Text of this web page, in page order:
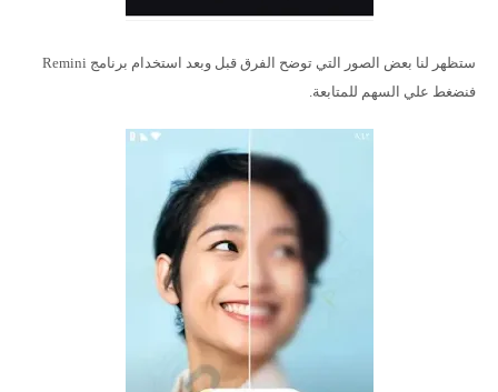
ستظهر لنا بعض الصور التي توضح الفرق قبل وبعد استخدام برنامج Remini
فنضغط علي السهم للمتابعة.